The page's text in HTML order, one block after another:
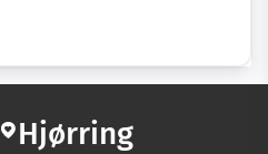
Hjørring